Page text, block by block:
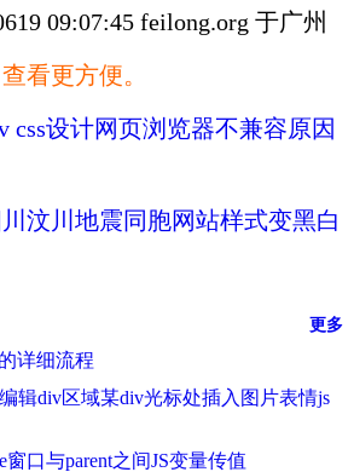
09:07:45 feilong.org 于广州
看更方便。
css设计网页浏览器不兼容原因
汶川地震同胞网站样式变黑白
更多
详细流程
辑div区域某div光标处插入图片表情js
口与parent之间JS变量传值